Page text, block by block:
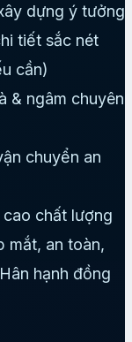
dựng ý tưởng
tiết sắc nét
cần)
& ngâm chuyên
chuyển an
chất lượng
mắt, an toàn,
hạnh đồng